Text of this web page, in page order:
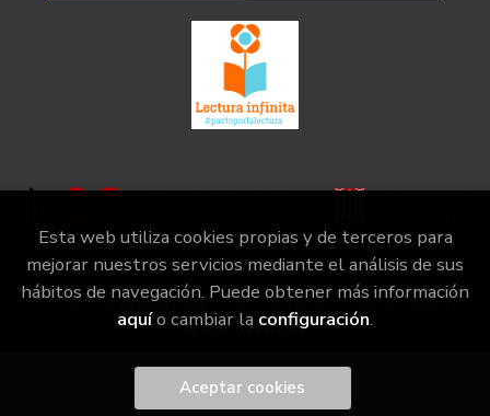
2026 ©la irreductible . Todos los Derechos Reservados |
Grupo Trevenque
Esta web utiliza cookies propias y de terceros para
mejorar nuestros servicios mediante el análisis de sus
hábitos de navegación. Puede obtener más información
aquío cambiar la configuración.
Aceptar cookies